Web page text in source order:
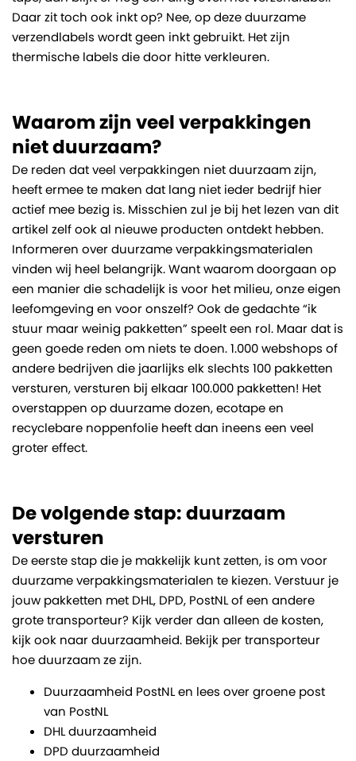
Daar zit toch ook inkt op? Nee, op deze duurzame
verzendlabels wordt geen inkt gebruikt. Het zijn
thermische labels die door hitte verkleuren.
Waarom zijn veel verpakkingen
niet duurzaam?
De reden dat veel verpakkingen niet duurzaam zijn,
heeft ermee te maken dat lang niet ieder bedrijf hier
actief mee bezig is. Misschien zul je bij het lezen van dit
artikel zelf ook al nieuwe producten ontdekt hebben.
Informeren over duurzame verpakkingsmaterialen
vinden wij heel belangrijk. Want waarom doorgaan op
een manier die schadelijk is voor het milieu, onze eigen
leefomgeving en voor onszelf? Ook de gedachte “ik
stuur maar weinig pakketten” speelt een rol. Maar dat is
geen goede reden om niets te doen. 1.000 webshops of
andere bedrijven die jaarlijks elk slechts 100 pakketten
versturen, versturen bij elkaar 100.000 pakketten! Het
overstappen op duurzame dozen, ecotape en
recyclebare noppenfolie heeft dan ineens een veel
groter effect.
De volgende stap: duurzaam
versturen
De eerste stap die je makkelijk kunt zetten, is om voor
duurzame verpakkingsmaterialen te kiezen. Verstuur je
jouw pakketten met DHL, DPD, PostNL of een andere
grote transporteur? Kijk verder dan alleen de kosten,
kijk ook naar duurzaamheid. Bekijk per transporteur
hoe duurzaam ze zijn.
Duurzaamheid PostNL en lees over groene post
van PostNL
DHL duurzaamheid
DPD duurzaamheid